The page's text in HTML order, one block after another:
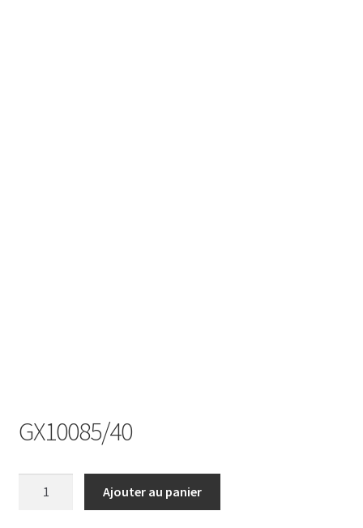
GX10085/40
Ajouter au panier